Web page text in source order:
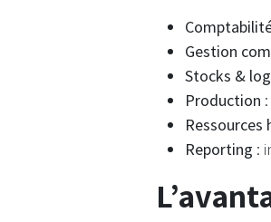
Gestion
Stocks &
Production
Ressources
Reporting :